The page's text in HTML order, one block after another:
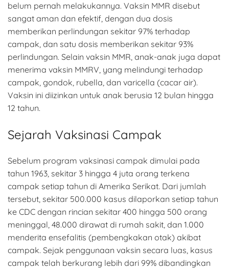
belum pernah melakukannya. Vaksin MMR disebut
sangat aman dan efektif, dengan dua dosis
memberikan perlindungan sekitar 97% terhadap
campak, dan satu dosis memberikan sekitar 93%
perlindungan. Selain vaksin MMR, anak-anak juga dapat
menerima vaksin MMRV, yang melindungi terhadap
campak, gondok, rubella, dan varicella (cacar air).
Vaksin ini diizinkan untuk anak berusia 12 bulan hingga
12 tahun.
Sejarah Vaksinasi Campak
Sebelum program vaksinasi campak dimulai pada
tahun 1963, sekitar 3 hingga 4 juta orang terkena
campak setiap tahun di Amerika Serikat. Dari jumlah
tersebut, sekitar 500.000 kasus dilaporkan setiap tahun
ke CDC dengan rincian sekitar 400 hingga 500 orang
meninggal, 48.000 dirawat di rumah sakit, dan 1.000
menderita ensefalitis (pembengkakan otak) akibat
campak. Sejak penggunaan vaksin secara luas, kasus
campak telah berkurang lebih dari 99% dibandingkan